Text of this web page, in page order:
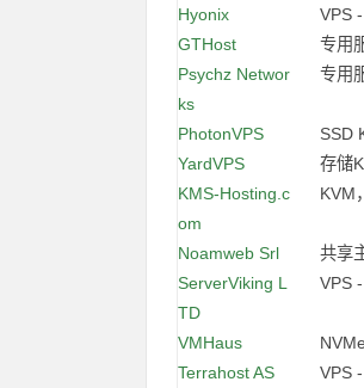
Hyonix
VPS
GTHost
专用
Psychz Networ
ks
专用
PhotonVPS SSD
YardVPS
存储
KMS-Hosting.c
om
KVM
Noamweb Srl 共享
ServerViking L
TD
VPS
VMHaus
Terrahost AS
VPS